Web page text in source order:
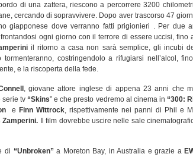
di una zattera, riescono a percorrere 3200
cercando di sopravvivere. Dopo aver trascorso 47
giapponese dove verranno fatti prigionieri . Per due
ogni giorno con il terrore di essere uccisi, fino
il ritorno a casa non sarà semplice, gli incubi
costringendolo a rifugiarsi nell’alcol,
e la riscoperta della fede.
, giovane attore inglese di appena 23 anni che
serie tv “Skins” e che presto vedremo al cinema in “300:
e Finn Wittrock, rispettivamente nei panni di Phil e
Zamperini. Il film dovrebbe uscire nelle sale
di “Unbroken” a Moreton Bay, in Australia e grazie a